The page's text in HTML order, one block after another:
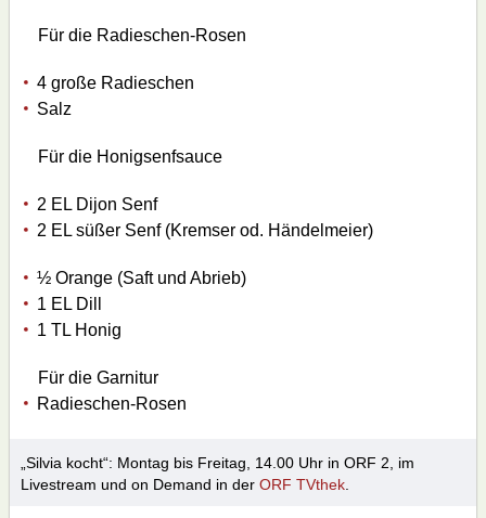
Für die Radieschen-Rosen
4 große Radieschen
Salz
Für die Honigsenfsauce
2 EL Dijon Senf
2 EL süßer Senf (Kremser od. Händelmeier)
½ Orange (Saft und Abrieb)
1 EL Dill
1 TL Honig
Für die Garnitur
Radieschen-Rosen
„Silvia kocht“: Montag bis Freitag, 14.00 Uhr in ORF 2, im
Livestream und on Demand in der ORF TVthek